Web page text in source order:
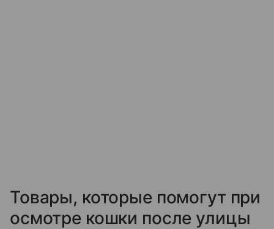
Товары, которые помогут при
осмотре кошки после улицы